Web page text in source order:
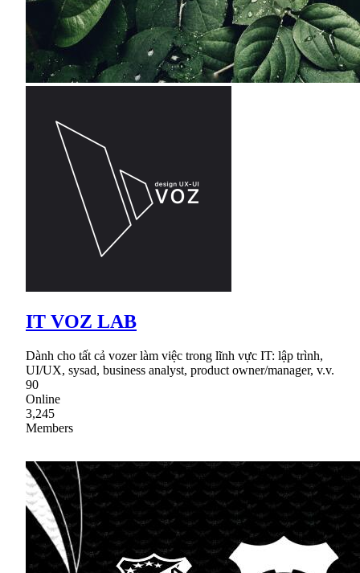
IT VOZ LAB
Dành cho tất cả vozer làm việc trong lĩnh vực IT: lập trình,
UI/UX, sysad, business analyst, product owner/manager, v.v.
90
Online
3,245
Members